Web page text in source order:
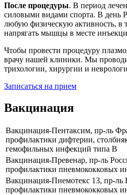
После процедуры. В период
силовыми видами спорта. В день
любую физическую активность, в
напрягать мышцы в месте
Чтобы провести процедуру
врачу нашей клиники. Мы
трихологии, хирургии и
Записаться на прием
Вакцинация
Вакцинация-Пентаксим, пр-ль
профилактики дифтерии,
гемофильных инфекций типа В
Вакцинация-Превенар, пр-ль
профилактики пневмококковых
Вакцинация-Пнемотекс 13, пр-ль
профилактики пневмококковых